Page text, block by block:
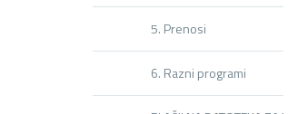
5. Prenosi
6. Razni programi